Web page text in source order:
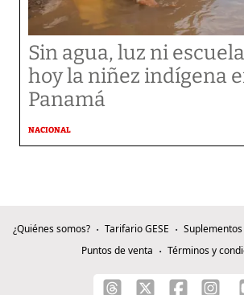
Sin agua, luz ni
hoy la niñez indígena
Panamá
NACIONAL
¿Quiénes somos? Tarifario GESE Suplementos
Puntos de venta
Términos y